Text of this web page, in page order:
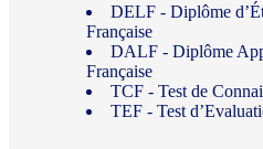
DELF - Diplôme
Française
DALF - Diplôme
Française
TCF - Test de
TEF - Test